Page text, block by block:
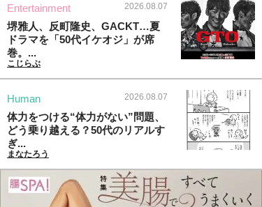
Entertainment 2026.08.07
堺雅人、反町隆史、GACKT…夏
ドラマを「50代イケオジ」が席
巻。...
こじらぶ
Human 2026.08.07
体力をつける“体力がない”問題、
どう乗り越える？50代のリアルす
ぎ...
まなたろう